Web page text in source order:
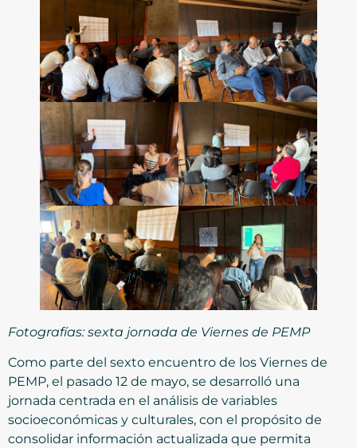
Fotografías: sexta jornada de Viernes de PEMP
Como parte del sexto encuentro de los Viernes de
PEMP, el pasado 12 de mayo, se desarrolló una
jornada centrada en el análisis de variables
socioeconómicas y culturales, con el propósito de
consolidar información actualizada que permita